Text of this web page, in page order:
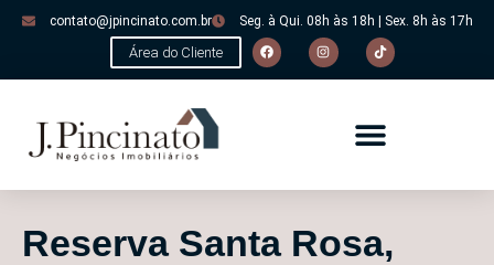
contato@jpincinato.com.br Seg. à Qui. 08h às 18h | Sex. 8h às 17h
Área do Cliente
Reserva Santa Rosa,